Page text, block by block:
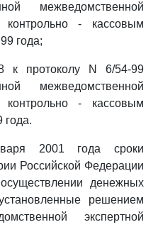
межведомственной
контрольно - кассовым
года;
к протоколу N 6/54-99
межведомственной
контрольно - кассовым
года.
2001 года сроки
Российской Федерации
денежных
решением
экспертной